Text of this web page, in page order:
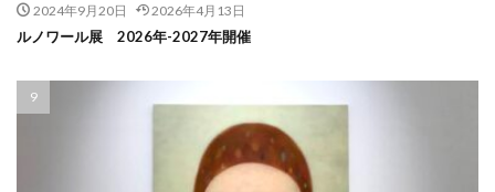
2024年9月20日 2026年4月13日
ルノワール展 2026年-2027年開催